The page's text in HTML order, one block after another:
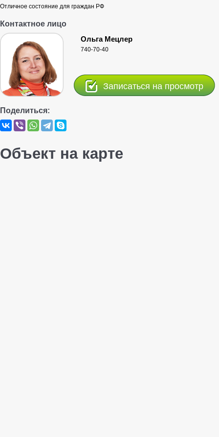
Отличное состояние для граждан РФ
Контактное лицо
Ольга Мецлер
740-70-40
Записаться на просмотр
Поделиться:
Объект на карте